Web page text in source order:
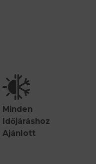
Minden
Időjáráshoz
Ajánlott